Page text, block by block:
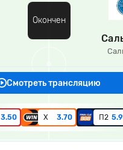
Окончен
Смотреть трансляцию
3.50 Х 3.70 П2